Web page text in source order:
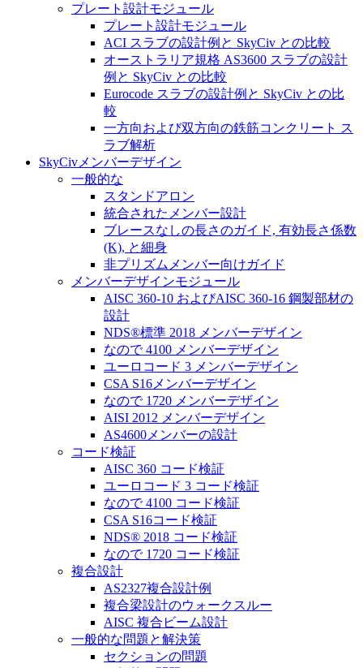
プレート設計モジュール
プレート設計モジュール
ACI スラブの設計例と SkyCiv との比較
オーストラリア規格 AS3600 スラブの設計
例と SkyCiv との比較
Eurocode スラブの設計例と SkyCiv との比
較
一方向および双方向の鉄筋コンクリート ス
ラブ解析
SkyCivメンバーデザイン
一般的な
スタンドアロン
統合されたメンバー設計
ブレースなしの長さのガイド, 有効長さ係数
(K), と細身
非プリズムメンバー向けガイド
メンバーデザインモジュール
AISC 360-10 およびAISC 360-16 鋼製部材の
設計
NDS®標準 2018 メンバーデザイン
なので 4100 メンバーデザイン
ユーロコード 3 メンバーデザイン
CSA S16メンバーデザイン
なので 1720 メンバーデザイン
AISI 2012 メンバーデザイン
AS4600メンバーの設計
コード検証
AISC 360 コード検証
ユーロコード 3 コード検証
なので 4100 コード検証
CSA S16コード検証
NDS® 2018 コード検証
なので 1720 コード検証
複合設計
AS2327複合設計例
複合梁設計のウォークスルー
AISC 複合ビーム設計
一般的な問題と解決策
セクションの問題